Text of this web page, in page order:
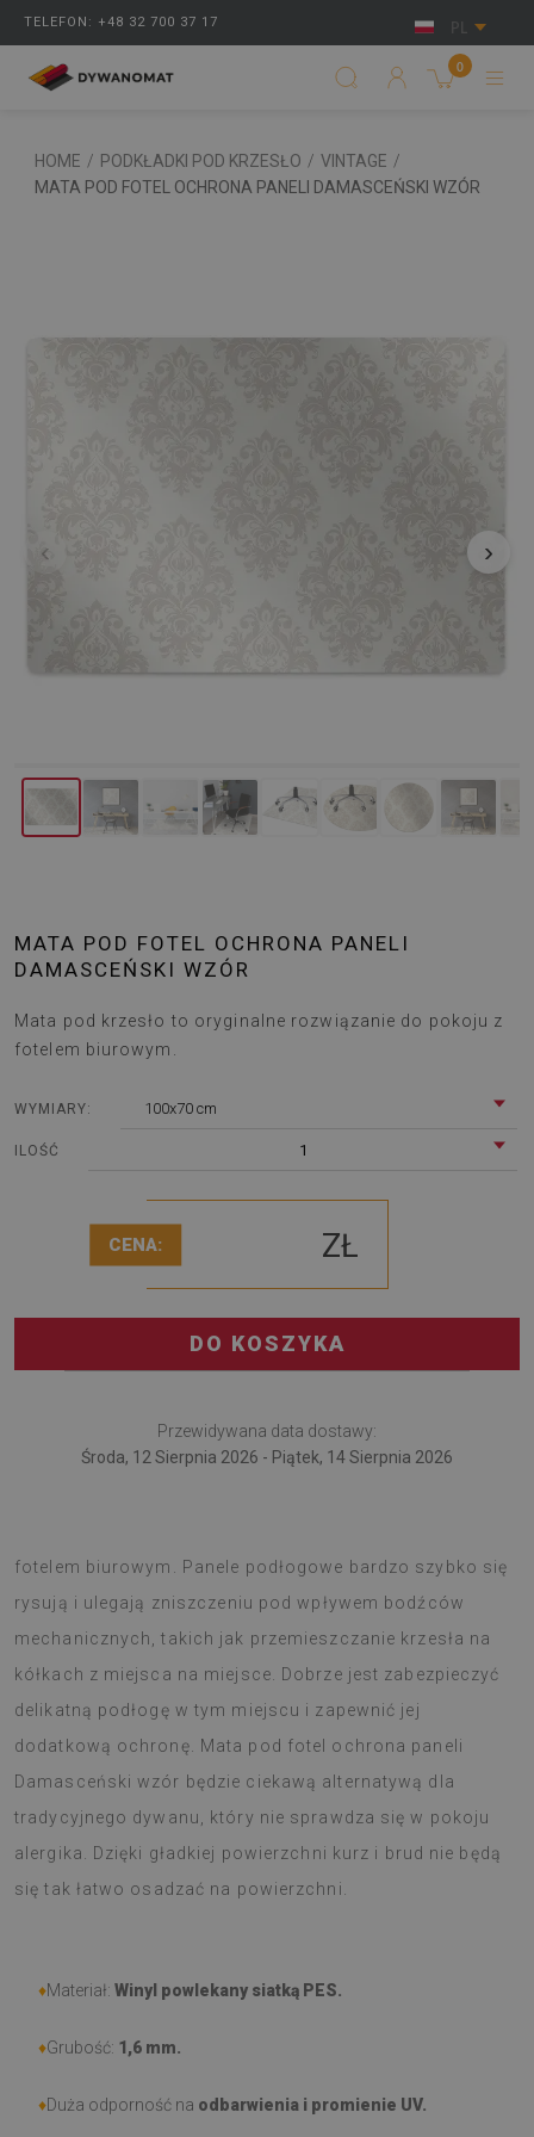
TELEFON: +48 32 700 37 17 PL
0
HOME / PODKŁADKI POD KRZESŁO / VINTAGE /
MATA POD FOTEL OCHRONA PANELI DAMASCEŃSKI WZÓR
‹ ›
MATA POD FOTEL OCHRONA PANELI
DAMASCEŃSKI WZÓR
Mata pod krzesło to oryginalne rozwiązanie do pokoju z
fotelem biurowym.
WYMIARY: 100x70 cm
ILOŚĆ 1
CENA: ZŁ
DO KOSZYKA
Przewidywana data dostawy:
Środa, 12 Sierpnia 2026 - Piątek, 14 Sierpnia 2026
fotelem biurowym. Panele podłogowe bardzo szybko się
rysują i ulegają zniszczeniu pod wpływem bodźców
mechanicznych, takich jak przemieszczanie krzesła na
kółkach z miejsca na miejsce. Dobrze jest zabezpieczyć
delikatną podłogę w tym miejscu i zapewnić jej
dodatkową ochronę. Mata pod fotel ochrona paneli
Damasceński wzór będzie ciekawą alternatywą dla
tradycyjnego dywanu, który nie sprawdza się w pokoju
alergika. Dzięki gładkiej powierzchni kurz i brud nie będą
się tak łatwo osadzać na powierzchni.
♦Materiał: Winyl powlekany siatką PES.
♦Grubość: 1,6 mm.
♦Duża odporność na odbarwienia i promienie UV.